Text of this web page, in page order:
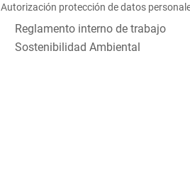
Autorización protección de datos
Reglamento interno de trabajo
Sostenibilidad Ambiental